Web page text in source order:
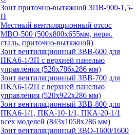
Зонт приточно-вытяжной ЗПВ-900-1,5-
П
Местный вентиляционный отсос
МВО-500 (500х800х655мм, нерж.
сталь, приточно-вытяжной)
Зонт вентиляционный ЗВВ-600 для
ПКА6-1/3П с верхней панелью
управления (520х786х286 мм)
Зонт вентиляционный ЗВВ-700 для
ПКА6-1/2П с верхней панелью
управления (520х922х286 мм)
Зонт вентиляционный ЗВВ-800 для
ПКА6-1/1, ПКА-10-1/1, ПКА-20-1/1
всех моделей (843х1058х286 мм)
Зонт вентиляционный ЗВО-1600/1600